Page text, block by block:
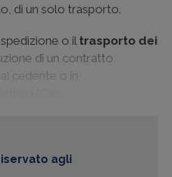
di un solo trasporto.
o il trasporto dei
di un contratto
cedente o in
agli